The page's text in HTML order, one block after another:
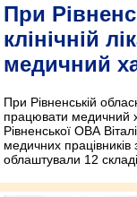
При
клінічній
медичний
При Рівненській
працювати медичний
Рівненської ОВА
медичних
облаштували 12